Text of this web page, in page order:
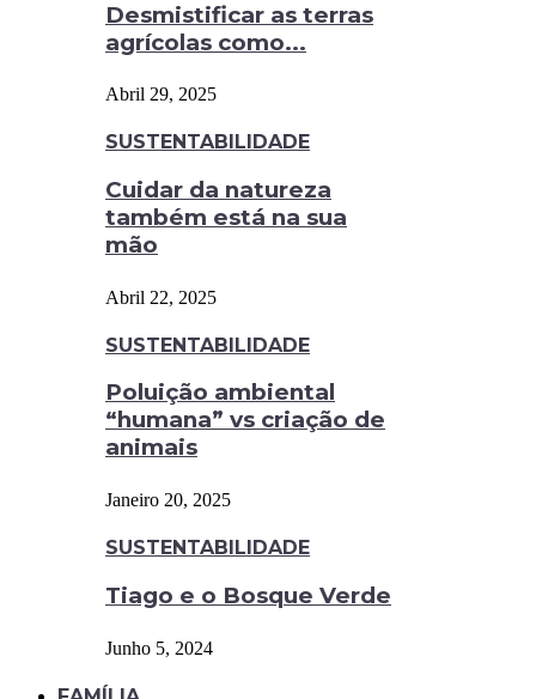
Desmistificar as terras
agrícolas como...
Abril 29, 2025
SUSTENTABILIDADE
Cuidar da natureza
também está na sua
mão
Abril 22, 2025
SUSTENTABILIDADE
Poluição ambiental
“humana” vs criação de
animais
Janeiro 20, 2025
SUSTENTABILIDADE
Tiago e o Bosque Verde
Junho 5, 2024